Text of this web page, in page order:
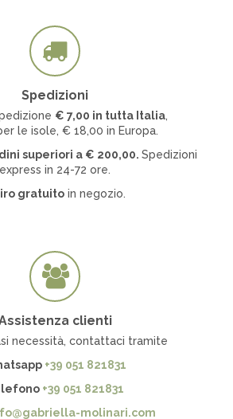
Spedizioni
€ 7,00 in tutta Italia,
le isole, € 18,00 in Europa.
superiori a € 200,00. Spedizioni
express in 24-72 ore.
gratuito in negozio.
clienti
necessità, contattaci tramite
+39 051 821831
+39 051 821831
molinari.com